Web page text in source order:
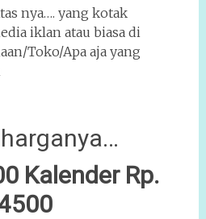
nya…. yang kotak
iklan atau biasa di
Toko/Apa aja yang
Kalender Rp.